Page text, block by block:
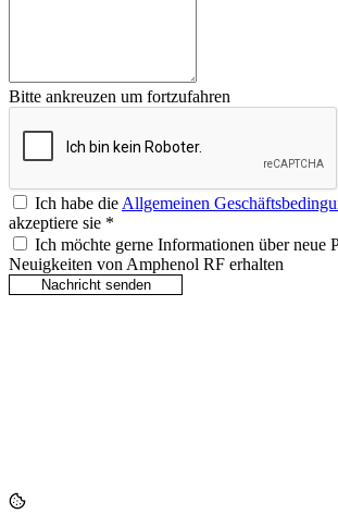
Bitte ankreuzen um fortzufahren
Ich habe dieAllgemeinen
akzeptiere sie *
Ich möchte gerne Informationen über neue
Neuigkeiten von Amphenol RF erhalten